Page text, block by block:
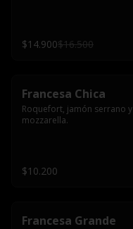
$14.900$16.500
Francesa Chica
Roquefort, jamón serrano y
mozzarella.
$10.200
Francesa Grande